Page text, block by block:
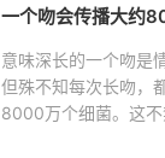
一个吻会传播大约
意味深长的一个吻是
但殊不知每次长吻，
8000万个细菌。这